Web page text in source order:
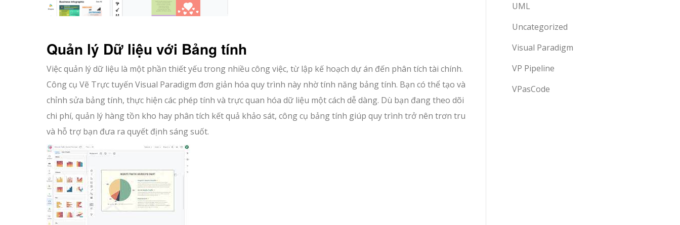
Quản lý Dữ liệu với Bảng tính
Việc quản lý dữ liệu là một phần thiết yếu trong nhiều công việc, từ lập kế hoạch dự án đến phân tích tài chính.
Công cụ Vẽ Trực tuyến Visual Paradigm đơn giản hóa quy trình này nhờ tính năng bảng tính. Bạn có thể tạo và
chỉnh sửa bảng tính, thực hiện các phép tính và trực quan hóa dữ liệu một cách dễ dàng. Dù bạn đang theo dõi
chi phí, quản lý hàng tồn kho hay phân tích kết quả khảo sát, công cụ bảng tính giúp quy trình trở nên trơn tru
và hỗ trợ bạn đưa ra quyết định sáng suốt.
UML
Uncategorized
Visual Paradigm
VP Pipeline
VPasCode